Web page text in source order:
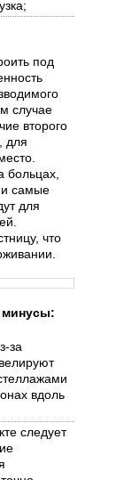
под
случае
второго
для
больцах,
и самые
для
что
за
вдоль
следует